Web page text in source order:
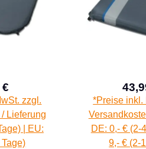
Regulärer Preis:
zzgl.
Lieferung
| EU:
*Preise inkl.
DE: 0,- € (2-
9,- € (2-